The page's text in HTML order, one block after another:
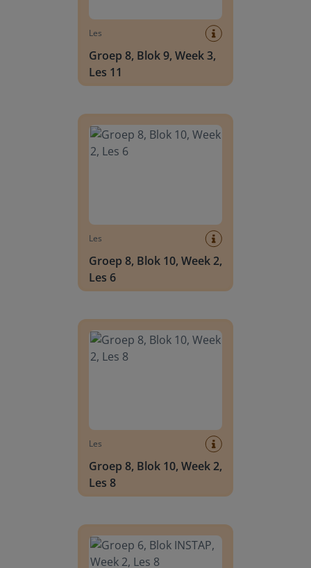
Les
Groep 8, Blok 9, Week 3,
Les 11
Les
Groep 8, Blok 10, Week 2,
Les 6
Les
Groep 8, Blok 10, Week 2,
Les 8